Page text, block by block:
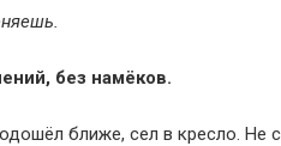
без намёков.
ближе, сел в кресло. Не